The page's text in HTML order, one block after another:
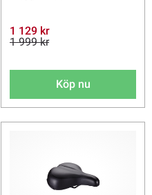
1 129 kr
1 999 kr
Köp nu